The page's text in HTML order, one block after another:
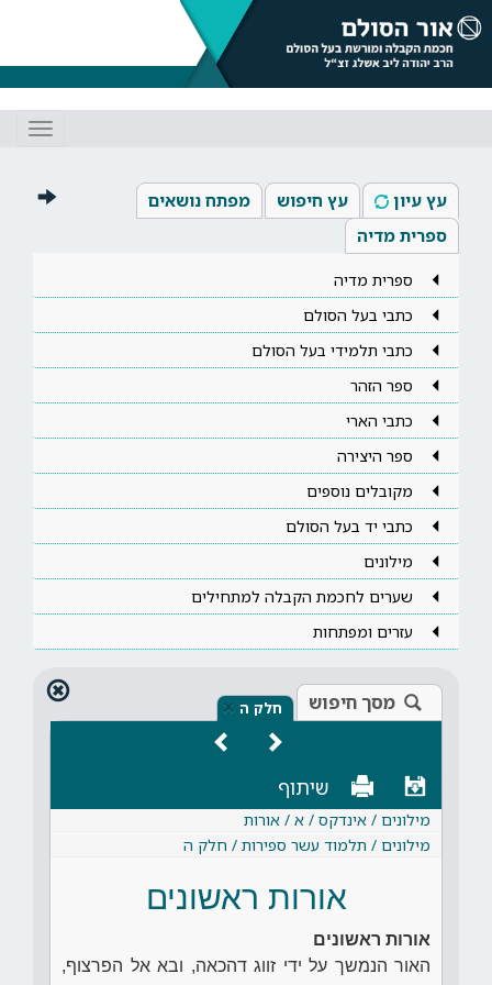
עץ עיון עץ חיפוש
מפתח נושאים
ספרית מדיה
ספרית מדיה
כתבי בעל הסולם
כתבי תלמידי בעל הסולם
ספר הזהר
כתבי הארי
ספר היצירה
מקובלים נוספים
כתבי יד בעל הסולם
מילונים
שערים לחכמת הקבלה למתחילים
עזרים ומפתחות
מסך חיפוש חלק ה ×
שיתוף
מילונים / אינדקס / א / אורות
מילונים / תלמוד עשר ספירות / חלק ה
אורות ראשונים
אורות ראשונים
האור הנמשך על ידי זווג דהכאה, ובא אל הפרצוף,